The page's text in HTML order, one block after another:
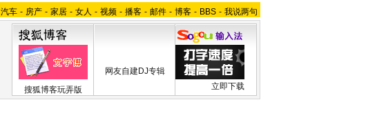
汽车 - 房产 - 家居 - 女人 - 视频 - 播客 - 邮件 - 博客 - BBS - 我说两句
搜狐博客玩弄版
网友自建DJ专辑
立即下载